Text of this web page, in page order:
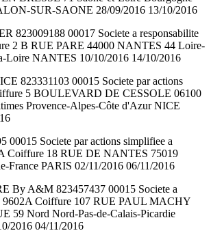
SUR-SAONE 28/09/2016 13/10/2016
823009188 00017 Societe a responsabilite
2 B RUE PARE 44000 NANTES 44 Loire-
Loire NANTES 10/10/2016 14/10/2016
823331103 00015 Societe par actions
5 BOULEVARD DE CESSOLE 06100
Provence-Alpes-Côte d'Azur NICE
00015 Societe par actions simplifiee a
Coiffure 18 RUE DE NANTES 75019
France PARIS 02/11/2016 06/11/2016
By A&M 823457437 00015 Societe a
9602A Coiffure 107 RUE PAUL MACHY
59 Nord Nord-Pas-de-Calais-Picardie
2016 04/11/2016